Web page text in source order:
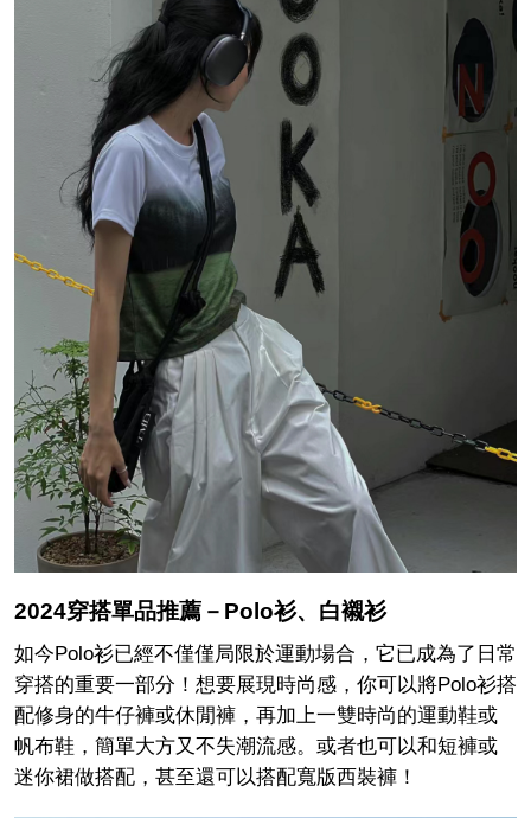
2024穿搭單品推薦－Polo衫、白襯衫
如今Polo衫已經不僅僅局限於運動場合，它已成為了日常
穿搭的重要一部分！想要展現時尚感，你可以將Polo衫搭
配修身的牛仔褲或休閒褲，再加上一雙時尚的運動鞋或
帆布鞋，簡單大方又不失潮流感。或者也可以和短褲或
迷你裙做搭配，甚至還可以搭配寬版西裝褲！